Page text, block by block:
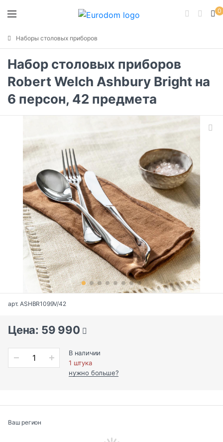
0
Наборы столовых приборов
Набор столовых приборов
Robert Welch Ashbury Bright на
6 персон, 42 предмета
арт. ASHBR1099V/42
Цена: 59 990
В наличии
1 штука
нужно больше?
Ваш регион